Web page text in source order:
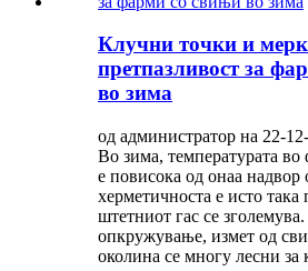
Клучни точки и
претпазливост за
во зима
од администратор на 22-
Во зима, температурата во
е повисока од онаа надвор
херметичноста е исто така
штетниот гас се
опкружување, измет од
околина се многу лесни за